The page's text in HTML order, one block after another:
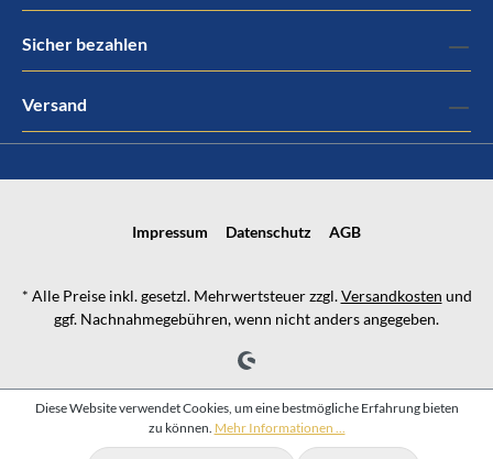
Sicher bezahlen
Versand
Impressum Datenschutz AGB
* Alle Preise inkl. gesetzl. Mehrwertsteuer zzgl.Versandkosten und
ggf. Nachnahmegebühren, wenn nicht anders angegeben.
Diese Website verwendet Cookies, um eine bestmögliche Erfahrung bieten
zu können. Mehr Informationen ...